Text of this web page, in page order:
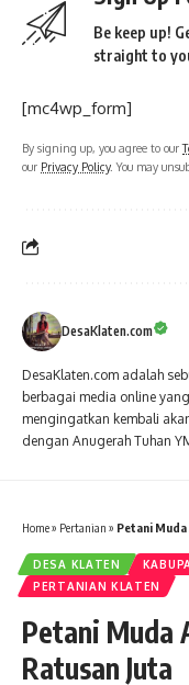
Be keep up!
straight to
[mc4wp_form]
By signing up, you agree to our
our Privacy Policy. You may
DesaKlaten.com
DesaKlaten.com adalah
berbagai media online
mengingatkan kembali
dengan Anugerah Tuhan
Home» Pertanian » Petani Muda
DESA KLATEN
PERTANIAN KLATEN
Petani Muda
Ratusan Juta